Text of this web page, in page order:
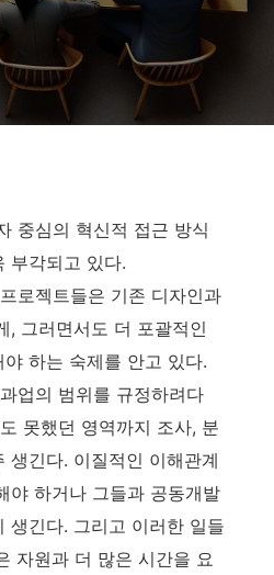
중심의 혁신적 접근 방식
부각되고 있다.
로젝트들은 기존 디자인과
, 그러면서도 더 포괄적인
하는 숙제를 안고 있다.
업의 범위를 규정하려다
못했던 영역까지 조사, 분
생긴다. 이질적인 이해관계
야 하거나 그들과 공동개발
생긴다. 그리고 이러한 일들
자원과 더 많은 시간을 요